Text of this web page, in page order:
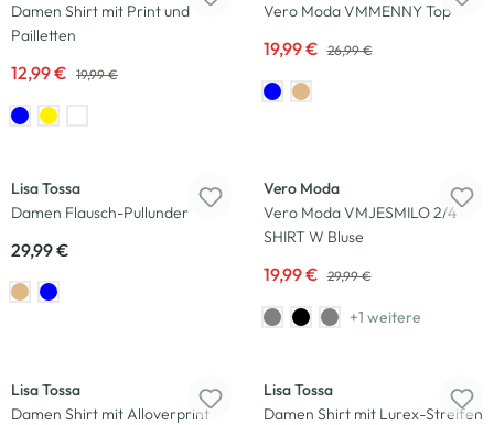
Damen Shirt mit Print und
Pailletten
12,99 € 19,99 €
Vero Moda VMMENNY Top
19,99 € 26,99 €
Lisa Tossa
Damen Flausch-Pullunder
29,99 €
Vero Moda
Vero Moda VMJESMILO 2/4
SHIRT W Bluse
19,99 € 29,99 €
+1 weitere
Lisa Tossa
Damen Shirt mit Alloverprint
Lisa Tossa
Damen Shirt mit Lurex-Streifen